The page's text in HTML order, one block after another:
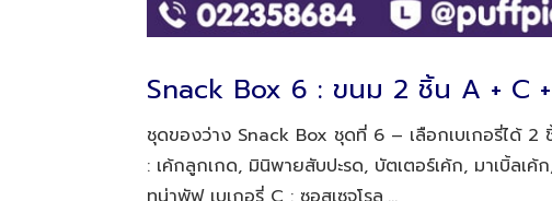
Snack Box 6 : ขนม 2 ชิ้น A + C
ชุดของว่าง Snack Box ชุดที่ 6 – เลือกเบเกอรี่ได้ 2
: เค้กลูกเกด, มินิพายสับปะรด, บัตเตอร์เค้ก, มาเบิ้ลเ